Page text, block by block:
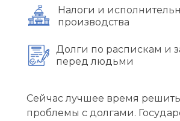
Налоги и
производства
Долги по распискам и
перед людьми
Сейчас лучшее время
проблемы с долгами.